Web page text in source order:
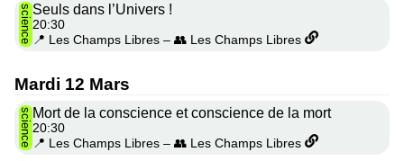
scienceSeuls dans l’Univers !
20:30
📍 Les Champs Libres – 👥 Les Champs Libres
Mardi 12 Mars
scienceMort de la conscience et conscience de la mort
20:30
📍 Les Champs Libres – 👥 Les Champs Libres